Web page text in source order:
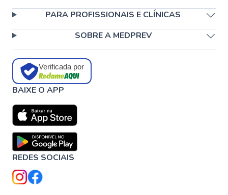
PARA PROFISSIONAIS E CLÍNICAS
SOBRE A MEDPREV
Verificada por
BAIXE O APP
REDES SOCIAIS